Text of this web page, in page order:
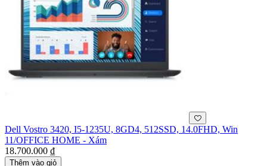
Dell Vostro 3420, I5-1235U, 8GD4, 512SSD, 14.0FHD, Win
11/OFFICE HOME - Xám
18.700.000 ₫
Thêm vào giỏ